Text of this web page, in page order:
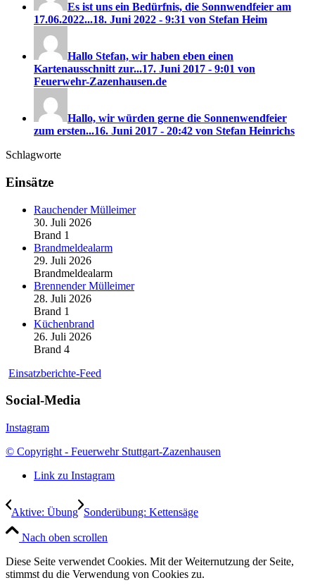
Es ist uns ein Bedürfnis, die Sonnwendfeier am
17.06.2022...18. Juni 2022 - 9:31 von Stefan Heim
Hallo Stefan, wir haben eben einen
Kartenausschnitt zur...17. Juni 2017 - 9:01 von
Feuerwehr-Zazenhausen.de
Hallo, wir würden gerne die Sonnenwendfeier
zum ersten...16. Juni 2017 - 20:42 von Stefan Heinrichs
Schlagworte
Einsätze
Rauchender Mülleimer
30. Juli 2026
Brand 1
Brandmeldealarm
29. Juli 2026
Brandmeldealarm
Brennender Mülleimer
28. Juli 2026
Brand 1
Küchenbrand
26. Juli 2026
Brand 4
Einsatzberichte-Feed
Social-Media
Instagram
© Copyright - Feuerwehr Stuttgart-Zazenhausen
Link zu Instagram
Aktive: Übung Sonderübung: Kettensäge
Nach oben scrollen
Diese Seite verwendet Cookies. Mit der Weiternutzung der Seite,
stimmst du die Verwendung von Cookies zu.